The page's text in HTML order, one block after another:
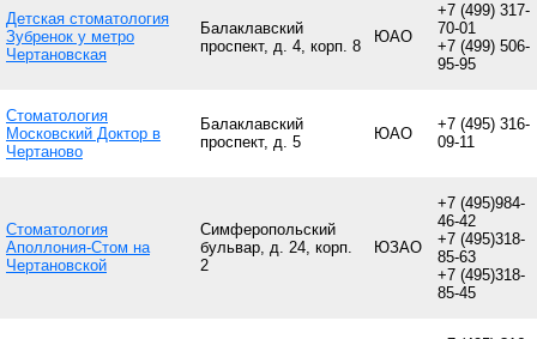
Детская стоматология
Зубренок у метро
Чертановская
Балаклавский
проспект, д. 4, корп. 8
ЮАО
+7 (499) 317-
70-01
+7 (499) 506-
95-95
Стоматология
Московский Доктор в
Чертаново
Балаклавский
проспект, д. 5
ЮАО
+7 (495) 316-
09-11
Стоматология
Аполлония-Стом на
Чертановской
Симферопольский
бульвар, д. 24, корп.
2
ЮЗАО
+7 (495)984-
46-42
+7 (495)318-
85-63
+7 (495)318-
85-45